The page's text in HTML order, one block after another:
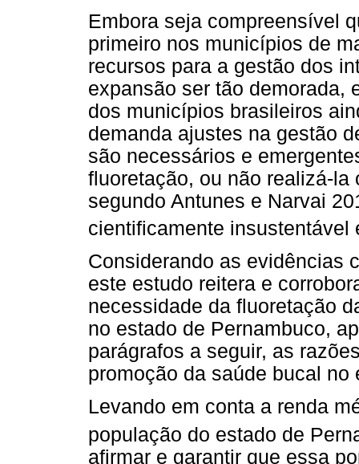
Embora seja compreensível
primeiro nos municípios de
recursos para a gestão dos
expansão ser tão demorada,
dos municípios brasileiros
demanda ajustes na gestão
são necessários e
fluoretação, ou não realizá-
segundo Antunes e Narvai
cientificamente insustentável
Considerando as evidências
este estudo reitera e
necessidade da fluoretação
no estado de Pernambuco,
parágrafos a seguir, as
promoção da saúde bucal no
Levando em conta a renda
população do estado de
afirmar e garantir que essa